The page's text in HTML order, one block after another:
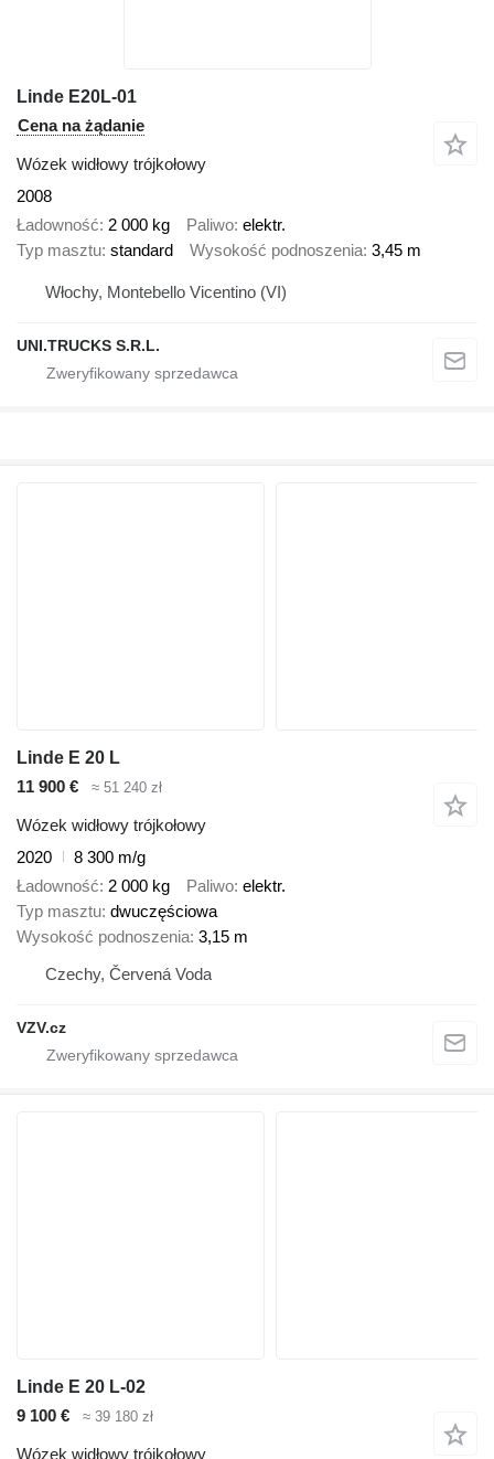
Linde E20L-01
Cena na żądanie
Wózek widłowy trójkołowy
2008
Ładowność 2 000 kg Paliwo elektr.
Typ masztu standard Wysokość podnoszenia 3,45 m
Włochy, Montebello Vicentino (VI)
UNI.TRUCKS S.R.L.
Linde E 20 L
11 900 €
≈ 51 240 zł
Wózek widłowy trójkołowy
2020
8 300 m/g
Ładowność 2 000 kg Paliwo elektr.
Typ masztu dwuczęściowa
Wysokość podnoszenia 3,15 m
Czechy, Červená Voda
VZV.cz
Linde E 20 L-02
9 100 €
≈ 39 180 zł
Wózek widłowy trójkołowy